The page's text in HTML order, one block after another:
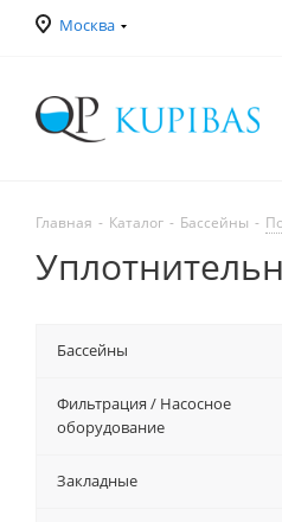
Москва
Главная - Каталог - Бассейны -
Бассейны
Фильтрация / Насосное
оборудование
Закладные